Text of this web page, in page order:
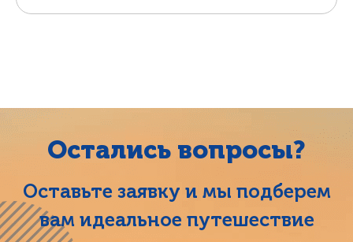
Остались вопросы?
Оставьте заявку и мы подберем
вам идеальное путешествие